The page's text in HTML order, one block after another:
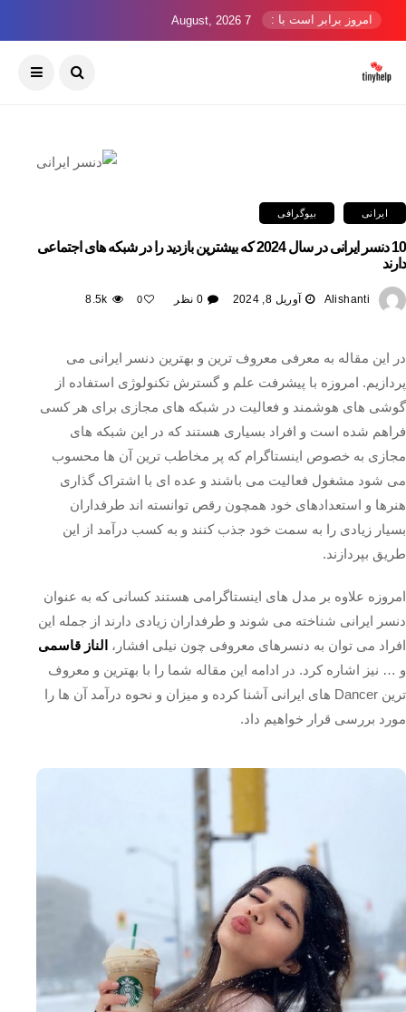
امروز برابر است با : 7 August, 2026
ایرانی بیوگرافی
10 دنسر ایرانی در سال 2024 که بیشترین بازدید را در شبکه های اجتماعی
دارند
Alishanti آوریل 8, 2024 0 نظر 0
8.5k
در این مقاله به معرفی معروف ترین و بهترین دنسر ایرانی می
پردازیم. امروزه با پیشرفت علم و گسترش تکنولوژی استفاده از
گوشی‌ های هوشمند و فعالیت در شبکه های مجازی برای هر کسی
فراهم شده است و افراد بسیاری هستند که در این شبکه های
مجازی به خصوص اینستاگرام که پر مخاطب ترین آن ها محسوب
می شود مشغول فعالیت می باشند و عده ای با اشتراک گذاری
هنرها و استعدادهای خود همچون رقص توانسته اند طرفداران
بسیار زیادی را به سمت خود جذب کنند و به کسب درآمد از این
طریق بپردازند.
امروزه علاوه بر مدل های اینستاگرامی هستند کسانی که به عنوان
دنسر ایرانی شناخته می شوند و طرفداران زیادی دارند از جمله این
افراد می توان به دنسرهای معروفی چون نیلی افشار، الناز قاسمی
و … نیز اشاره کرد. در ادامه این مقاله شما را با بهترین و معروف
ترین Dancer های ایرانی آشنا کرده و میزان و نحوه درآمد آن ها را
مورد بررسی قرار خواهیم داد.